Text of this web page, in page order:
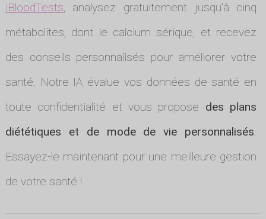
iBloodTests, analysez gratuitement jusqu'à cinq
métabolites, dont le calcium sérique, et recevez
des conseils personnalisés pour améliorer votre
santé. Notre IA évalue vos données de santé en
toute confidentialité et vous propose des plans
diététiques et de mode de vie personnalisés.
Essayez-le maintenant pour une meilleure gestion
de votre santé !